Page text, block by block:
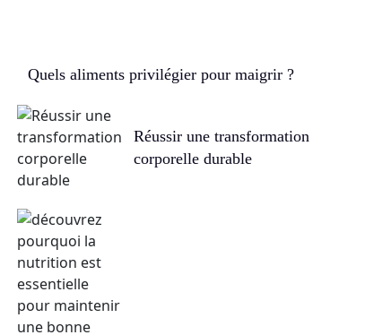
Quels aliments privilégier pour maigrir ?
Réussir une transformation
corporelle durable